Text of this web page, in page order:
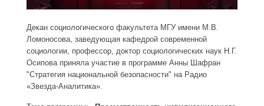
Декан социологического факультета МГУ имени М.В.
Ломоносова, заведующая кафедрой современной
социологии, профессор, доктор социологических наук Н.Г.
Осипова приняла участие в программе Анны Шафран
"Стратегия национальной безопасности" на Радио
«Звезда-Аналитика».